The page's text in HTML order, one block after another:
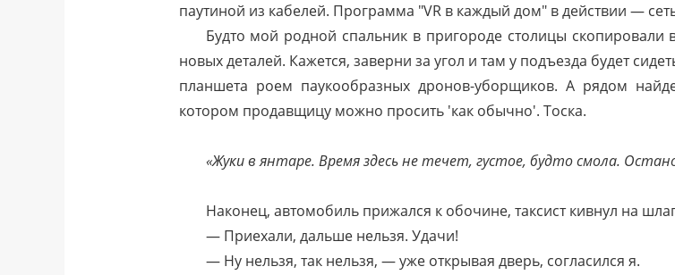
паутиной из кабелей. Программа "VR в каждый дом" в действии —
Будто мой родной спальник в пригороде столицы
новых деталей. Кажется, заверни за угол и там у подъезда будет
планшета роем паукообразных дронов-уборщиков. А рядом
котором продавщицу можно просить 'как обычно'. Тоска.
«Жуки в янтаре. Время здесь не течет, густое, будто смола.
Наконец, автомобиль прижался к обочине, таксист кивнул на
— Приехали, дальше нельзя. Удачи!
— Ну нельзя, так нельзя, — уже открывая дверь, согласился я.